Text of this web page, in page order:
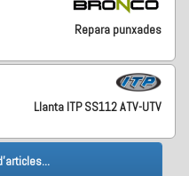
Repara punxades
Llanta ITP SS112 ATV-UTV